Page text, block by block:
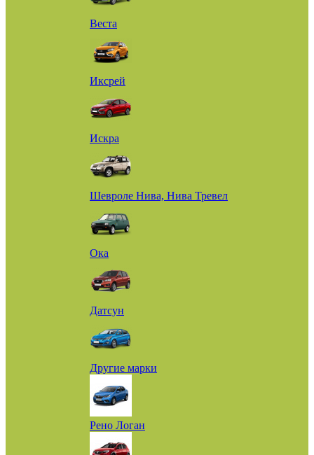
Веста
Иксрей
Искра
Шевроле Нива, Нива Тревел
Ока
Датсун
Другие марки
Рено Логан